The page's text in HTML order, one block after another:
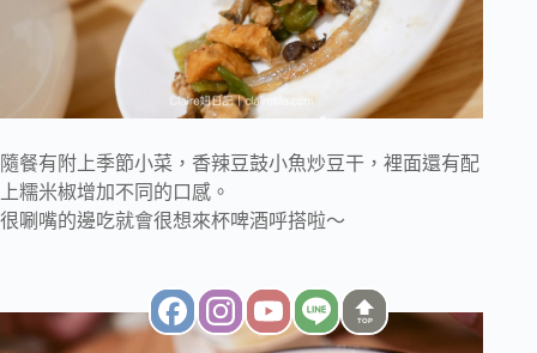
隨餐有附上季節小菜，香辣豆鼓小魚炒豆干，裡面還有配
上糯米椒增加不同的口感。
很唰嘴的邊吃就會很想來杯啤酒呼搭啦～
TOP